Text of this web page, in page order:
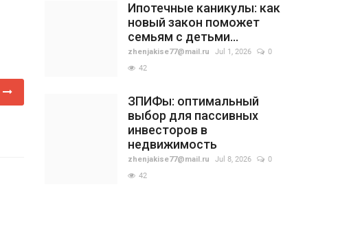
Ипотечные каникулы: как
новый закон поможет
семьям с детьми...
zhenjakise77@mail.ru Jul 1, 2026
0
42
ЗПИФы: оптимальный
выбор для пассивных
инвесторов в
недвижимость
zhenjakise77@mail.ru Jul 8, 2026
0
42